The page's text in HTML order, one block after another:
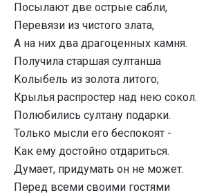
Посылают две острые сабли,
Перевязи из чистого злата,
А на них два драгоценных камня.
Получила старшая султанша
Колыбель из золота литого;
Крылья распростер над нею сокол.
Полюбились султану подарки.
Только мысли его беспокоят -
Как ему достойно отдариться.
Думает, придумать он не может.
Перед всеми своими гостями